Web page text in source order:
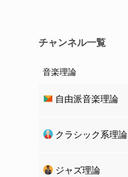
チャンネル一覧
音楽理論
自由派音楽理論
クラシック系理論
ジャズ理論